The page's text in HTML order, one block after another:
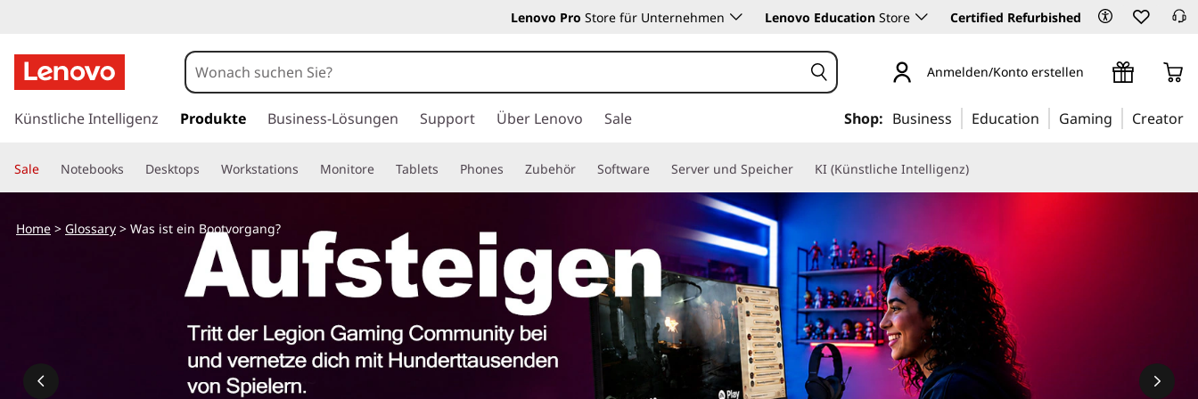
Lenovo Pro Store für Unternehmen Lenovo Education Store Certified Refurbished
u
a
u
t
Anmelden/Konto erstellen
Künstliche Intelligenz Produkte Business-Lösungen Support Über Lenovo Sale Shop: Business Education Gaming Creator
Sale Notebooks Desktops Workstations Monitore Tablets Phones Zubehör Software Server und Speicher KI (Künstliche Intelligenz)
Home > Glossary > Was ist ein Bootvorgang?